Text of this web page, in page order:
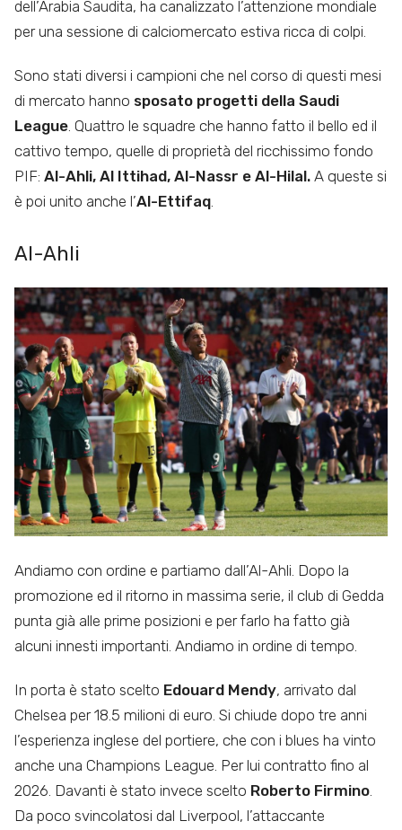
dell’Arabia Saudita, ha canalizzato l’attenzione mondiale
per una sessione di calciomercato estiva ricca di colpi.
Sono stati diversi i campioni che nel corso di questi mesi
di mercato hanno sposato progetti della Saudi
League . Quattro le squadre che hanno fatto il bello ed il
cattivo tempo, quelle di proprietà del ricchissimo fondo
PIF: Al-Ahli, Al Ittihad, Al-Nassr e Al-Hilal. A queste si
è poi unito anche l’Al-Ettifaq
Al-Ahli
Andiamo con ordine e partiamo dall’Al-Ahli. Dopo la
promozione ed il ritorno in massima serie, il club di Gedda
punta già alle prime posizioni e per farlo ha fatto già
alcuni innesti importanti. Andiamo in ordine di tempo.
In porta è stato scelto Edouard Mendy, arrivato dal
Chelsea per 18.5 milioni di euro. Si chiude dopo tre anni
l’esperienza inglese del portiere, che con i blues ha vinto
anche una Champions League. Per lui contratto fino al
2026. Davanti è stato invece scelto Roberto Firmino
Da poco svincolatosi dal Liverpool, l’attaccante